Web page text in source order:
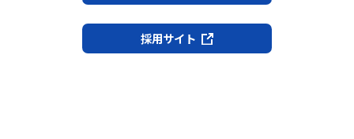
採用サイト